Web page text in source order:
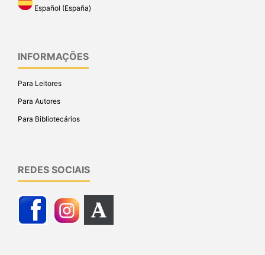
Español (España)
INFORMAÇÕES
Para Leitores
Para Autores
Para Bibliotecários
REDES SOCIAIS